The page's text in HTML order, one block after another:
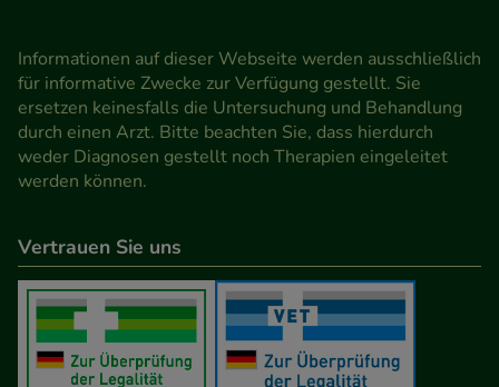
Informationen auf dieser Webseite werden ausschließlich
für informative Zwecke zur Verfügung gestellt. Sie
ersetzen keinesfalls die Untersuchung und Behandlung
durch einen Arzt. Bitte beachten Sie, dass hierdurch
weder Diagnosen gestellt noch Therapien eingeleitet
werden können.
Vertrauen Sie uns